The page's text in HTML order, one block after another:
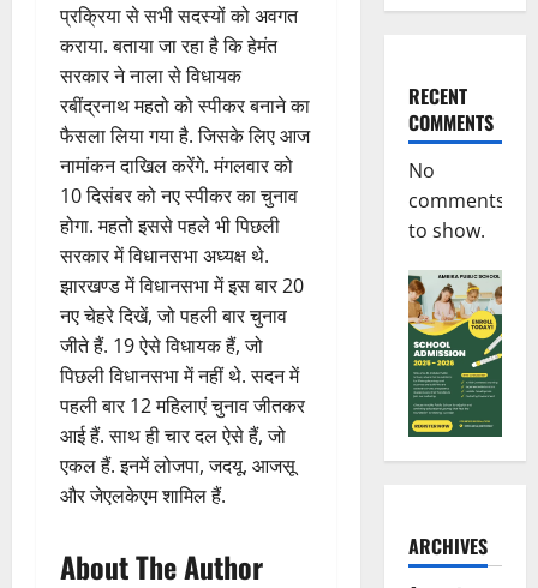
प्रक्रिया से सभी सदस्यों को अवगत
कराया. बताया जा रहा है कि हेमंत
सरकार ने नाला से विधायक
रबींद्रनाथ महतो को स्पीकर बनाने का
फैसला लिया गया है. जिसके लिए आज
नामांकन दाखिल करेंगे. मंगलवार को
10 दिसंबर को नए स्पीकर का चुनाव
होगा. महतो इससे पहले भी पिछली
सरकार में विधानसभा अध्यक्ष थे.
झारखण्ड में विधानसभा में इस बार 20
नए चेहरे दिखें, जो पहली बार चुनाव
जीते हैं. 19 ऐसे विधायक हैं, जो
पिछली विधानसभा में नहीं थे. सदन में
पहली बार 12 महिलाएं चुनाव जीतकर
आई हैं. साथ ही चार दल ऐसे हैं, जो
एकल हैं. इनमें लोजपा, जदयू, आजसू
और जेएलकेएम शामिल हैं.
About The Author
RECENT
COMMENTS
No
comments
to show.
ARCHIVES